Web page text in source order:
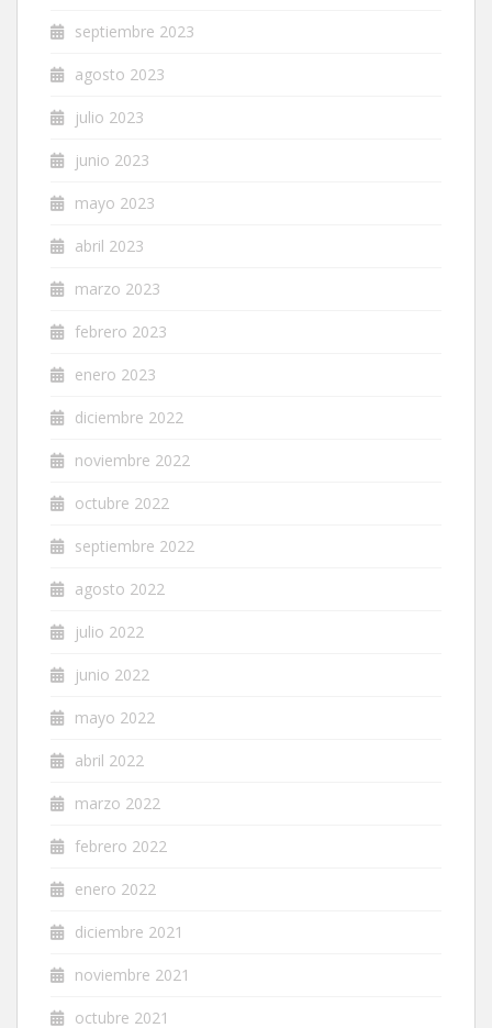
septiembre 2023
agosto 2023
julio 2023
junio 2023
mayo 2023
abril 2023
marzo 2023
febrero 2023
enero 2023
diciembre 2022
noviembre 2022
octubre 2022
septiembre 2022
agosto 2022
julio 2022
junio 2022
mayo 2022
abril 2022
marzo 2022
febrero 2022
enero 2022
diciembre 2021
noviembre 2021
octubre 2021